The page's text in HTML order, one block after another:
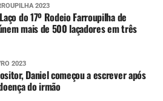
2023
do 17º Rodeio Farroupilha de
mais de 500 laçadores em três
2023
Daniel começou a escrever após
do irmão